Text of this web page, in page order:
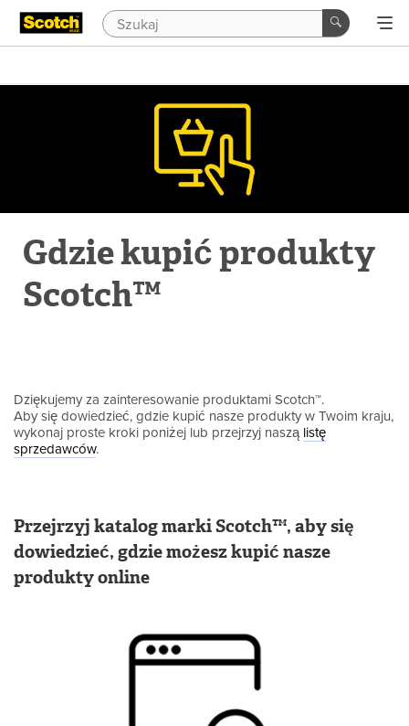
Gdzie kupić produkty
Scotch™
Dziękujemy za zainteresowanie produktami Scotch™.
Aby się dowiedzieć, gdzie kupić nasze produkty w Twoim kraju,
wykonaj proste kroki poniżej lub przejrzyj naszą listę
sprzedawców.
Przejrzyj katalog marki Scotch™, aby się
dowiedzieć, gdzie możesz kupić nasze
produkty online